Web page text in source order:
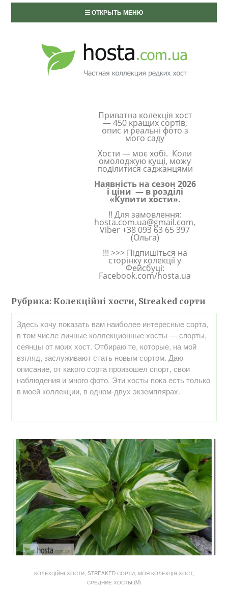
ОТКРЫТЬ МЕНЮ
Приватна колекція хост
— 450 кращих сортів,
опис и реальні фото з
мого саду
Хости — моє хобі. Коли
омолоджую кущі, можу
поділитися саджанцями
Наявність на сезон 2026
і ціни — в розділі
«Купити хости».
!! Для замовлення:
hosta.com.ua@gmail.com,
Viber +38 093 63 65 397
(Ольга)
!!! >>> Підпишіться на
сторінку колекції у
Фейсбуці:
Facebook.com/hosta.ua
Рубрика: Колекційні хости, Streaked сорти
Здесь хочу показать вам наиболее интересные сорта,
в том числе личные коллекционные хосты — спорты,
сеянцы от моих хост. Отбираю те, которые, на мой
взгляд, заслуживают стать новым сортом. Даю
описание, от какого сорта произошел спорт, свои
наблюдения и много фото. Эти хосты пока есть только
в моей коллекции, в одном-двух экземплярах.
КОЛЕКЦІЙНІ ХОСТИ, STREAKED СОРТИ, МОЯ КОЛЕКЦІЯ ХОСТ,
СРЕДНИЕ ХОСТЫ (M)